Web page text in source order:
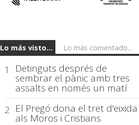
Lo más visto... Lo más comentado...
1 Detinguts després de
sembrar el pànic amb tres
assalts en només un matí
2 El Pregó dona el tret d'eixida
als Moros i Cristians